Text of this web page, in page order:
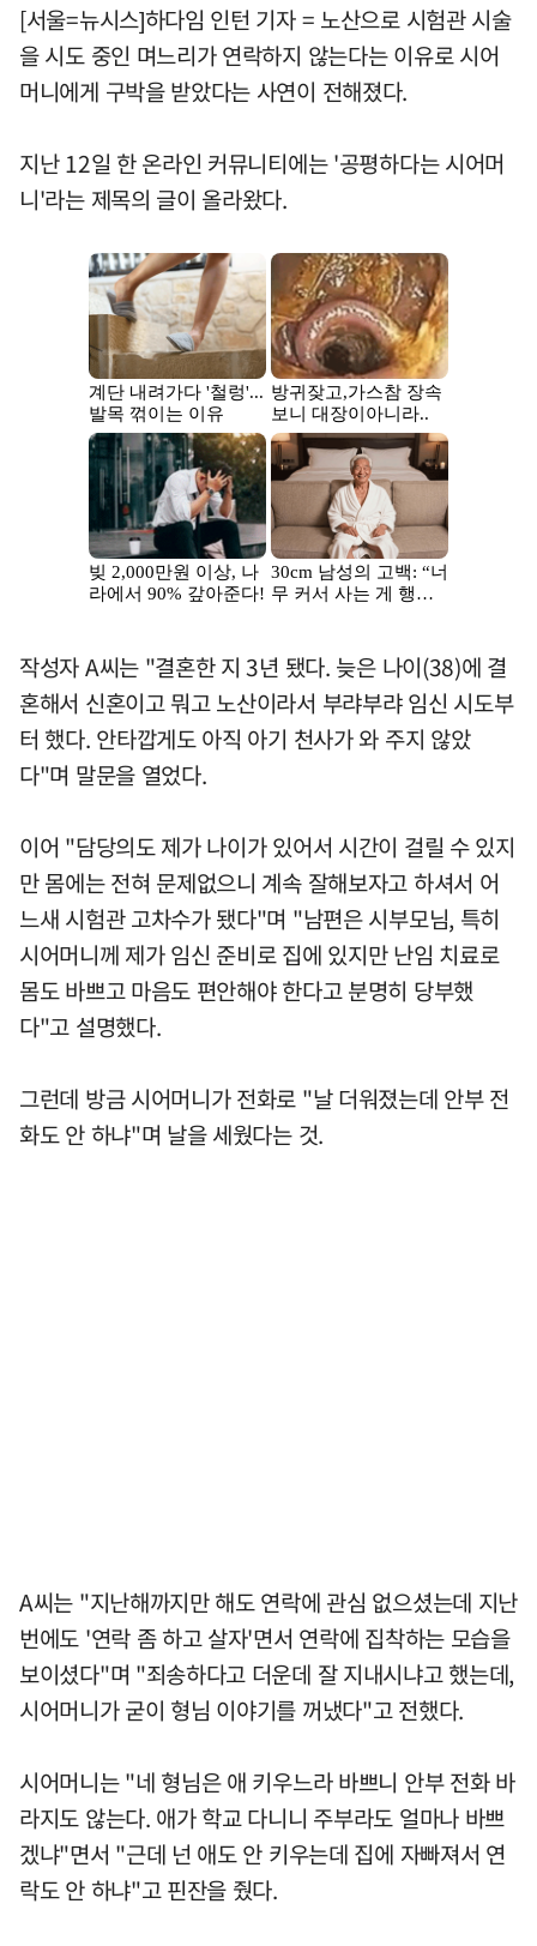
[서울=뉴시스]하다임 인턴 기자 = 노산으로 시험관 시술
을 시도 중인 며느리가 연락하지 않는다는 이유로 시어
머니에게 구박을 받았다는 사연이 전해졌다.
지난 12일 한 온라인 커뮤니티에는 '공평하다는 시어머
니'라는 제목의 글이 올라왔다.
작성자 A씨는 "결혼한 지 3년 됐다. 늦은 나이(38)에 결
혼해서 신혼이고 뭐고 노산이라서 부랴부랴 임신 시도부
터 했다. 안타깝게도 아직 아기 천사가 와 주지 않았
다"며 말문을 열었다.
이어 "담당의도 제가 나이가 있어서 시간이 걸릴 수 있지
만 몸에는 전혀 문제없으니 계속 잘해보자고 하셔서 어
느새 시험관 고차수가 됐다"며 "남편은 시부모님, 특히
시어머니께 제가 임신 준비로 집에 있지만 난임 치료로
몸도 바쁘고 마음도 편안해야 한다고 분명히 당부했
다"고 설명했다.
그런데 방금 시어머니가 전화로 "날 더워졌는데 안부 전
화도 안 하냐"며 날을 세웠다는 것.
A씨는 "지난해까지만 해도 연락에 관심 없으셨는데 지난
번에도 '연락 좀 하고 살자'면서 연락에 집착하는 모습을
보이셨다"며 "죄송하다고 더운데 잘 지내시냐고 했는데,
시어머니가 굳이 형님 이야기를 꺼냈다"고 전했다.
시어머니는 "네 형님은 애 키우느라 바쁘니 안부 전화 바
라지도 않는다. 애가 학교 다니니 주부라도 얼마나 바쁘
겠냐"면서 "근데 넌 애도 안 키우는데 집에 자빠져서 연
락도 안 하냐"고 핀잔을 줬다.